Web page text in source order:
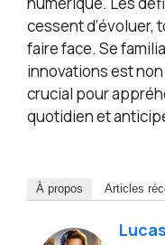
cessent d’évoluer,
faire face. Se
innovations est
crucial pour
quotidien et
À propos Articles
Lucas